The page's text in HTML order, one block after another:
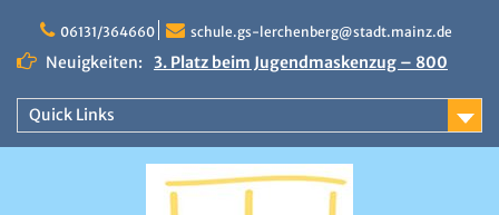
content
06131/364660 schule.gs-lerchenberg@stadt.mainz.de
Neuigkeiten:
3. Platz beim Jugendmaskenzug – 800
Grundschule Lerchenberg
Fastnachtsumzug 2026
Quick Links